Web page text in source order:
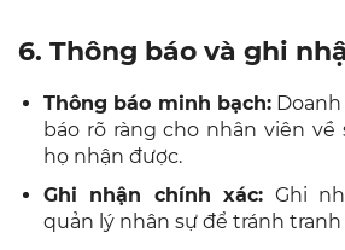
6. Thông báo và ghi
Thông báo minh bạch:Doanh
báo rõ ràng cho nhân viên
họ nhận được.
Ghi nhận chính xác: Ghi
quản lý nhân sự để tránh tranh